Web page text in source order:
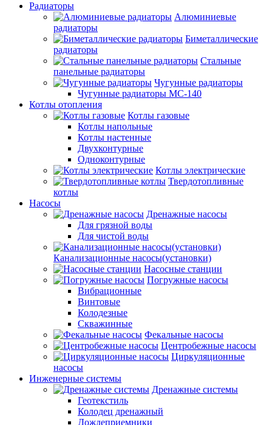
Радиаторы
Алюминиевые
радиаторы
Биметаллические
радиаторы
Стальные
панельные радиаторы
Чугунные радиаторы
Чугунные радиаторы МС-140
Котлы отопления
Котлы газовые
Котлы напольные
Котлы настенные
Двухконтурные
Одноконтурные
Котлы электрические
Твердотопливные
котлы
Насосы
Дренажные насосы
Для грязной воды
Для чистой воды
Канализационные насосы(установки)
Насосные станции
Погружные насосы
Вибрационные
Винтовые
Колодезные
Скважинные
Фекальные насосы
Центробежные насосы
Циркуляционные
насосы
Инженерные системы
Дренажные системы
Геотекстиль
Колодец дренажный
Дождеприемники